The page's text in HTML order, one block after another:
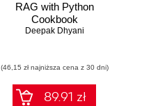
RAG with Python
Cookbook
Deepak Dhyani
(46,15 zł najniższa cena z 30 dni)
89.91 zł